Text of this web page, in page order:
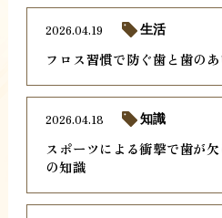
フロス習慣で防ぐ歯と歯の
2026.04.19 生活
スポーツによる衝撃で歯が
の知識
2026.04.18 知識